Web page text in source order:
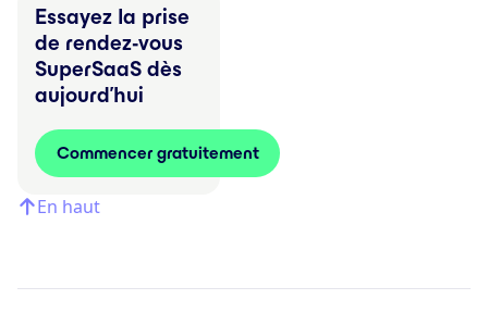
Essayez la prise
de rendez-vous
SuperSaaS dès
aujourd’hui
Commencer gratuitement
En haut